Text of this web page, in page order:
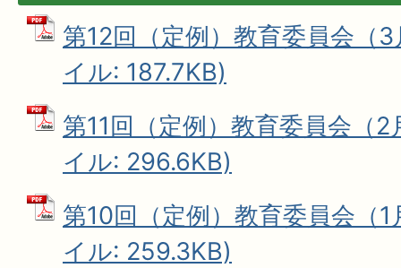
第12回（定例）教育委員会（
イル: 187.7KB)
第11回（定例）教育委員会（
イル: 296.6KB)
第10回（定例）教育委員会（
イル: 259.3KB)